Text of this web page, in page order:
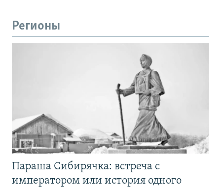
Регионы
Параша Сибирячка: встреча с
императором или история одного